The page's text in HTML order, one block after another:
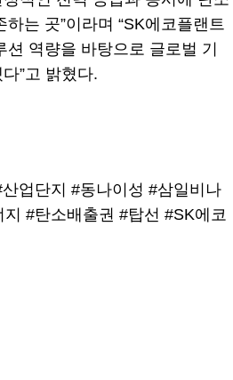
는 곳”이라며 “SK에코플랜트
역량을 바탕으로 글로벌 기
”고 밝혔다.
업단지 #동나이성 #삼일비나
#탄소배출권 #탑선 #SK에코